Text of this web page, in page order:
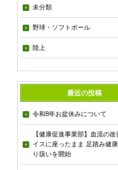
未分類
野球・ソフトボール
陸上
最近の投稿
令和8年お盆休みについて
【健康促進事業部】血流の
イスに座ったまま 足踏み健
り扱いを開始